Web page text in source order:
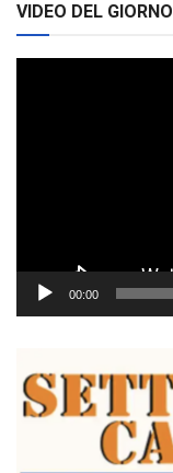
VIDEO DEL GIORNO
00:00